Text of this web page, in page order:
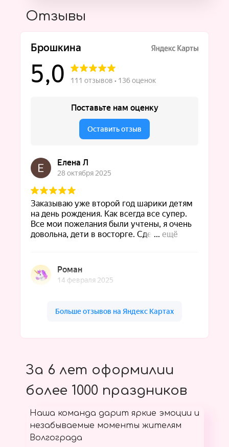
Отзывы
За 6 лет оформилии
более 1000 праздников
Наша команда дарит яркие эмоции и
незабываемые моменты жителям
Волгограда